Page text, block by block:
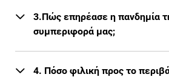
3.Πώς επηρέασε η πανδημία
συμπεριφορά μας;
4. Πόσο φιλική προς το